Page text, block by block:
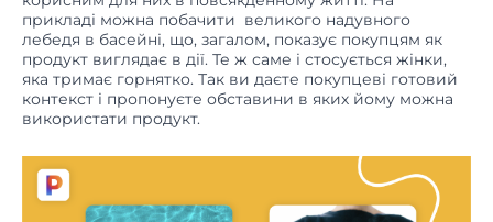
лебедя в басейні, що, загалом, показує покупцям як
продукт виглядає в дії. Те ж саме і стосується жінки,
яка тримає горнятко. Так ви даєте покупцеві готовий
контекст і пропонуєте обставини в яких йому можна
використати продукт.